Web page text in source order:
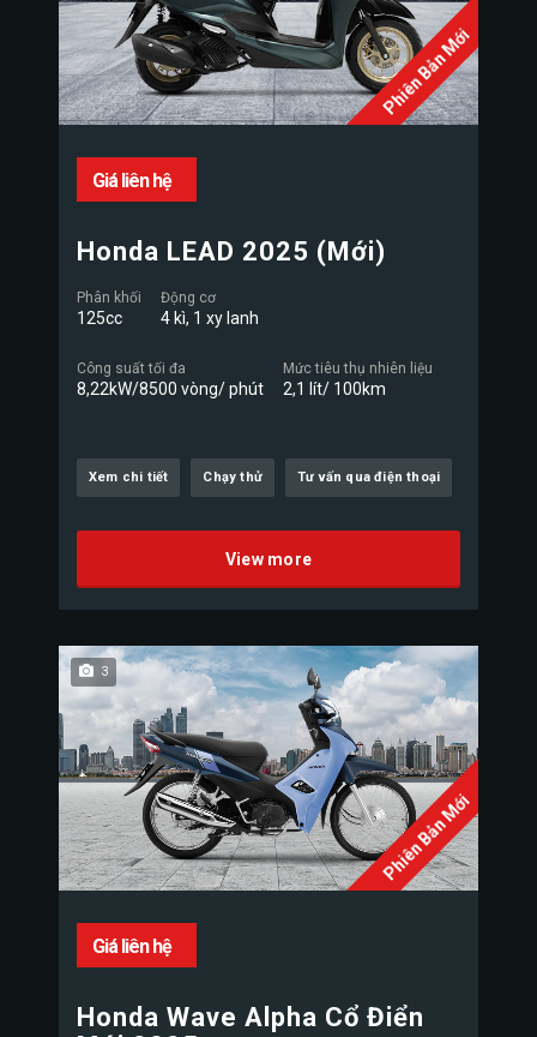
Phiên Bản Mới
Giá liên hệ
Honda LEAD 2025 (Mới)
Phân khối
125cc
Động cơ
4 kì, 1 xy lanh
Công suất tối đa
8,22kW/8500 vòng/ phút
Mức tiêu thụ nhiên liệu
2,1 lít/ 100km
Xem chi tiết Chạy thử Tư vấn qua điện thoại
View more
Phiên Bản Mới
3
Giá liên hệ
Honda Wave Alpha Cổ Điển